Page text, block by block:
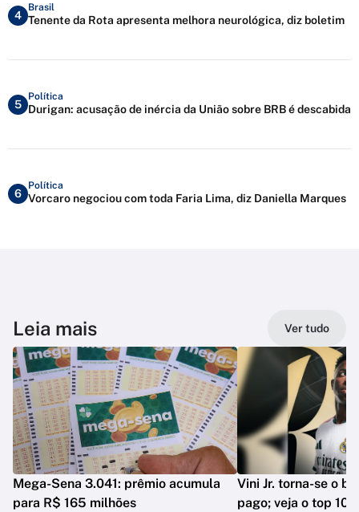
4
Brasil
Tenente da Rota apresenta melhora neurológica, diz boletim
5
Política
Durigan: acusação de inércia da União sobre BRB é descabida
6
Política
Vorcaro negociou com toda Faria Lima, diz Daniella Marques
Leia mais Ver tudo
Mega-Sena 3.041: prêmio acumula
para R$ 165 milhões
Vini Jr. torna-se o
pago; veja o top 10